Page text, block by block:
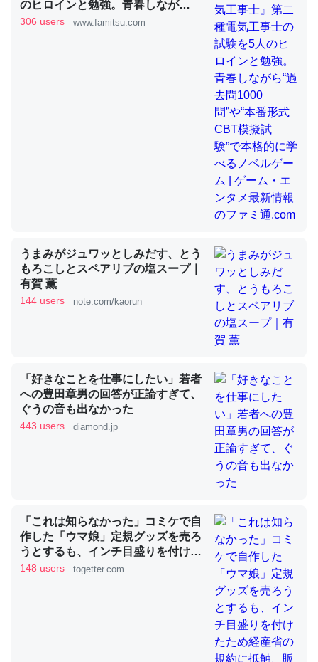
かりやすく強くなりそう
─GPTの仕組みと限界についての考察（１） - conceptualization
昆虫ってカルシウム少ないのか。知らんかった。調べたら
コオロギのカルシウム分はエビの600分の1程度。
─ニュース :: 【研究発表】昆虫学の大問題＝「昆虫はなぜ海にいな
論文では「淡水はカルシウムも酸素も不足してて両方に不
利だから両方が拮抗してるのでは」とあって面白い。海に
いる鋏角類（カブトガニ・ウミグモ）はカルシウムを使わ
ずキチンを強化してる筈だが、酵素が違うのか？
─ニュース :: 【研究発表】昆虫学の大問題＝「昆虫はなぜ海にいな
これを元に考えるとカルシウムを大量に使う脊椎動物と貝
類は苦労してるんだな…。腹足類だと殻を無くしてナメク
ウチもEchoを実家に置いて４年。でたまに覗いてる。ぼ
ちぼちRingも置こうかと画策中。あと、Googleマップで
位置情報を共有してる。電池残量や充電中かが分かるので
のヒロインと勉強。青春しなが
ら“過去問1000問”や“本番形式CBT
306 users www.famitsu.com
うまみがジュワッとしみだす、とう
もろこしとスペアリブの塩スープ｜
有賀 薫
144 users note.com/kaorun
「好きなことを仕事にしたい」若者
への豊田章男の回答が正論すぎて、
ぐうの音も出なかった
443 users diamond.jp
「これは知らなかった」コミケで自
作した「ウマ娘」定規グッズを売ろ
うとするも、インチ目盛りを付けた
ため経産省の規約に抵触、販売見送
148 users togetter.com